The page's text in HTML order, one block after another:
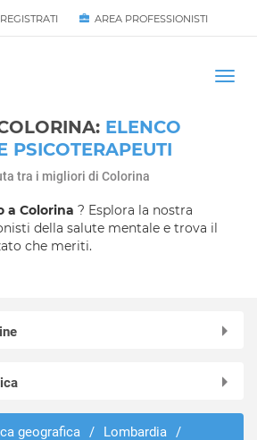
Avvia
REGISTRATI AREA PROFESSIONISTI
ELENCO
PSICOTERAPEUTI
tra i migliori di Colorina
a Colorina ? Esplora la nostra
della salute mentale e trova il
che meriti.
geografica / Lombardia /